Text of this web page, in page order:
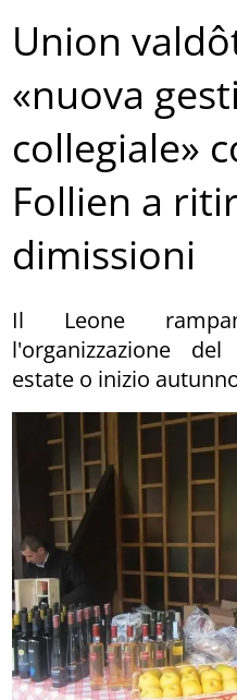
Union
«nuova
collegiale»
Follien a
dimissioni
Il Leone
l'organizzazione
estate o inizio